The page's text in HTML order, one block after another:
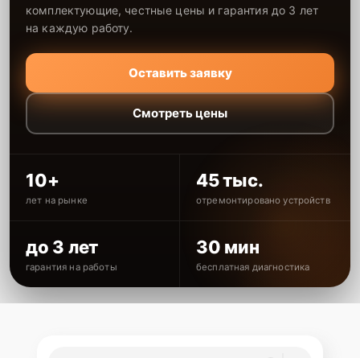
комплектующие, честные цены и гарантия до 3 лет
на каждую работу.
Оставить заявку
Смотреть цены
10+
лет на рынке
45 тыс.
отремонтировано устройств
до 3 лет
гарантия на работы
30 мин
бесплатная диагностика